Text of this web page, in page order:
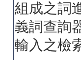
組成之詞
義詞查詢
輸入之檢